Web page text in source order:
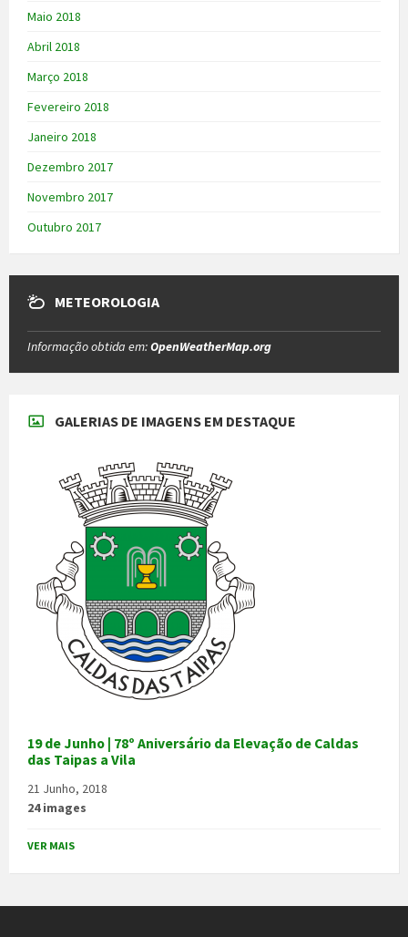
Maio 2018
Abril 2018
Março 2018
Fevereiro 2018
Janeiro 2018
Dezembro 2017
Novembro 2017
Outubro 2017
METEOROLOGIA
Informação obtida em:OpenWeatherMap.org
GALERIAS DE IMAGENS EM DESTAQUE
19 de Junho | 78º Aniversário da Elevação de Caldas
das Taipas a Vila
21 Junho, 2018
24 images
VER MAIS